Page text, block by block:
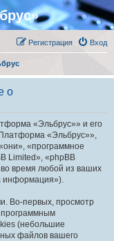
Вход
Регистрация
о
«Эльбрус»» и его
«Эльбрус»»,
«программное
Limited», «phpBB
время любой из ваших
информация»).
Во-первых, просмотр
(небольшие
файлов вашего